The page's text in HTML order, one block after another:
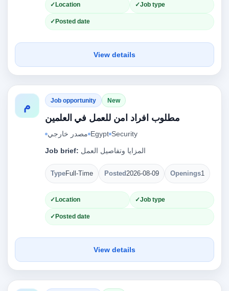
Location Job type
Posted date
View details
م Job opportunity New
مطلوب افراد امن للعمل في العلمين
مصدر خارجي Egypt Security
Job brief: المزايا وتفاصيل العمل
TypeFull-Time Posted2026-08-09 Openings1
Location Job type
Posted date
View details